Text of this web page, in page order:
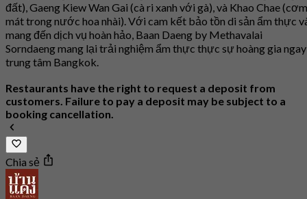
đất), Gaeng Kiew Wan Gai (cà ri xanh với gà), và Khao Chae (cơm
mát trong nước hoa nhài). Với cam kết bảo tồn di sản ẩm thực
mang đến dịch vụ hoàn hảo, Baan Daeng by Methavalai
Sorndaeng mang lại trải nghiệm ẩm thực thực sự hoàng gia ngay
trung tâm Bangkok.
Restaurants have the right to request a deposit from
customers. Failure to pay a deposit may be subject to a
booking cancellation.
Chia sẻ